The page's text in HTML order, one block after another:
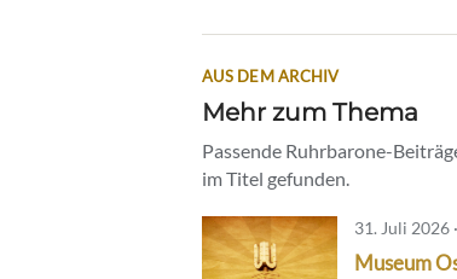
AUS DEM ARCHIV
Mehr zum Thema
Passende Ruhrbarone-
im Titel gefunden.
31. Juli 2026
Museum